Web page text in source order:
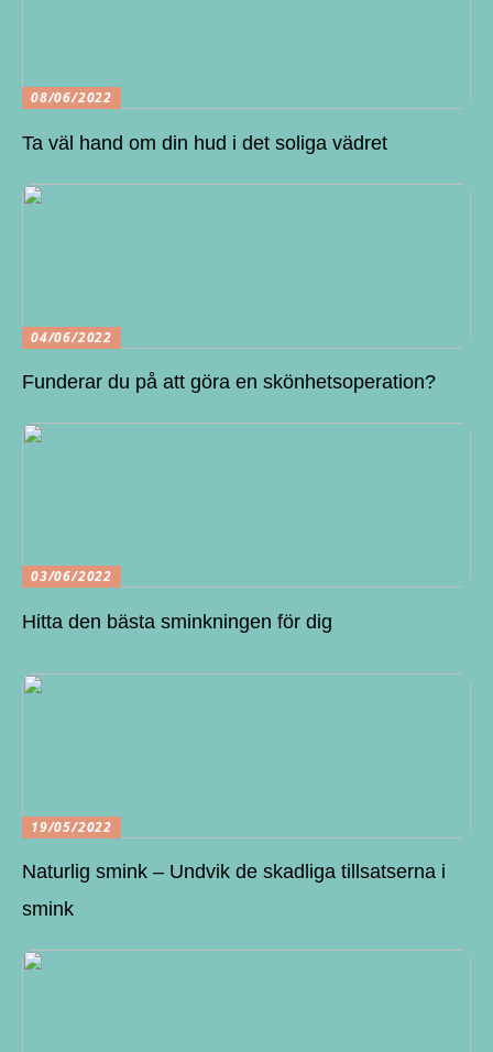
08/06/2022
Ta väl hand om din hud i det soliga vädret
04/06/2022
Funderar du på att göra en skönhetsoperation?
03/06/2022
Hitta den bästa sminkningen för dig
19/05/2022
Naturlig smink – Undvik de skadliga tillsatserna i
smink